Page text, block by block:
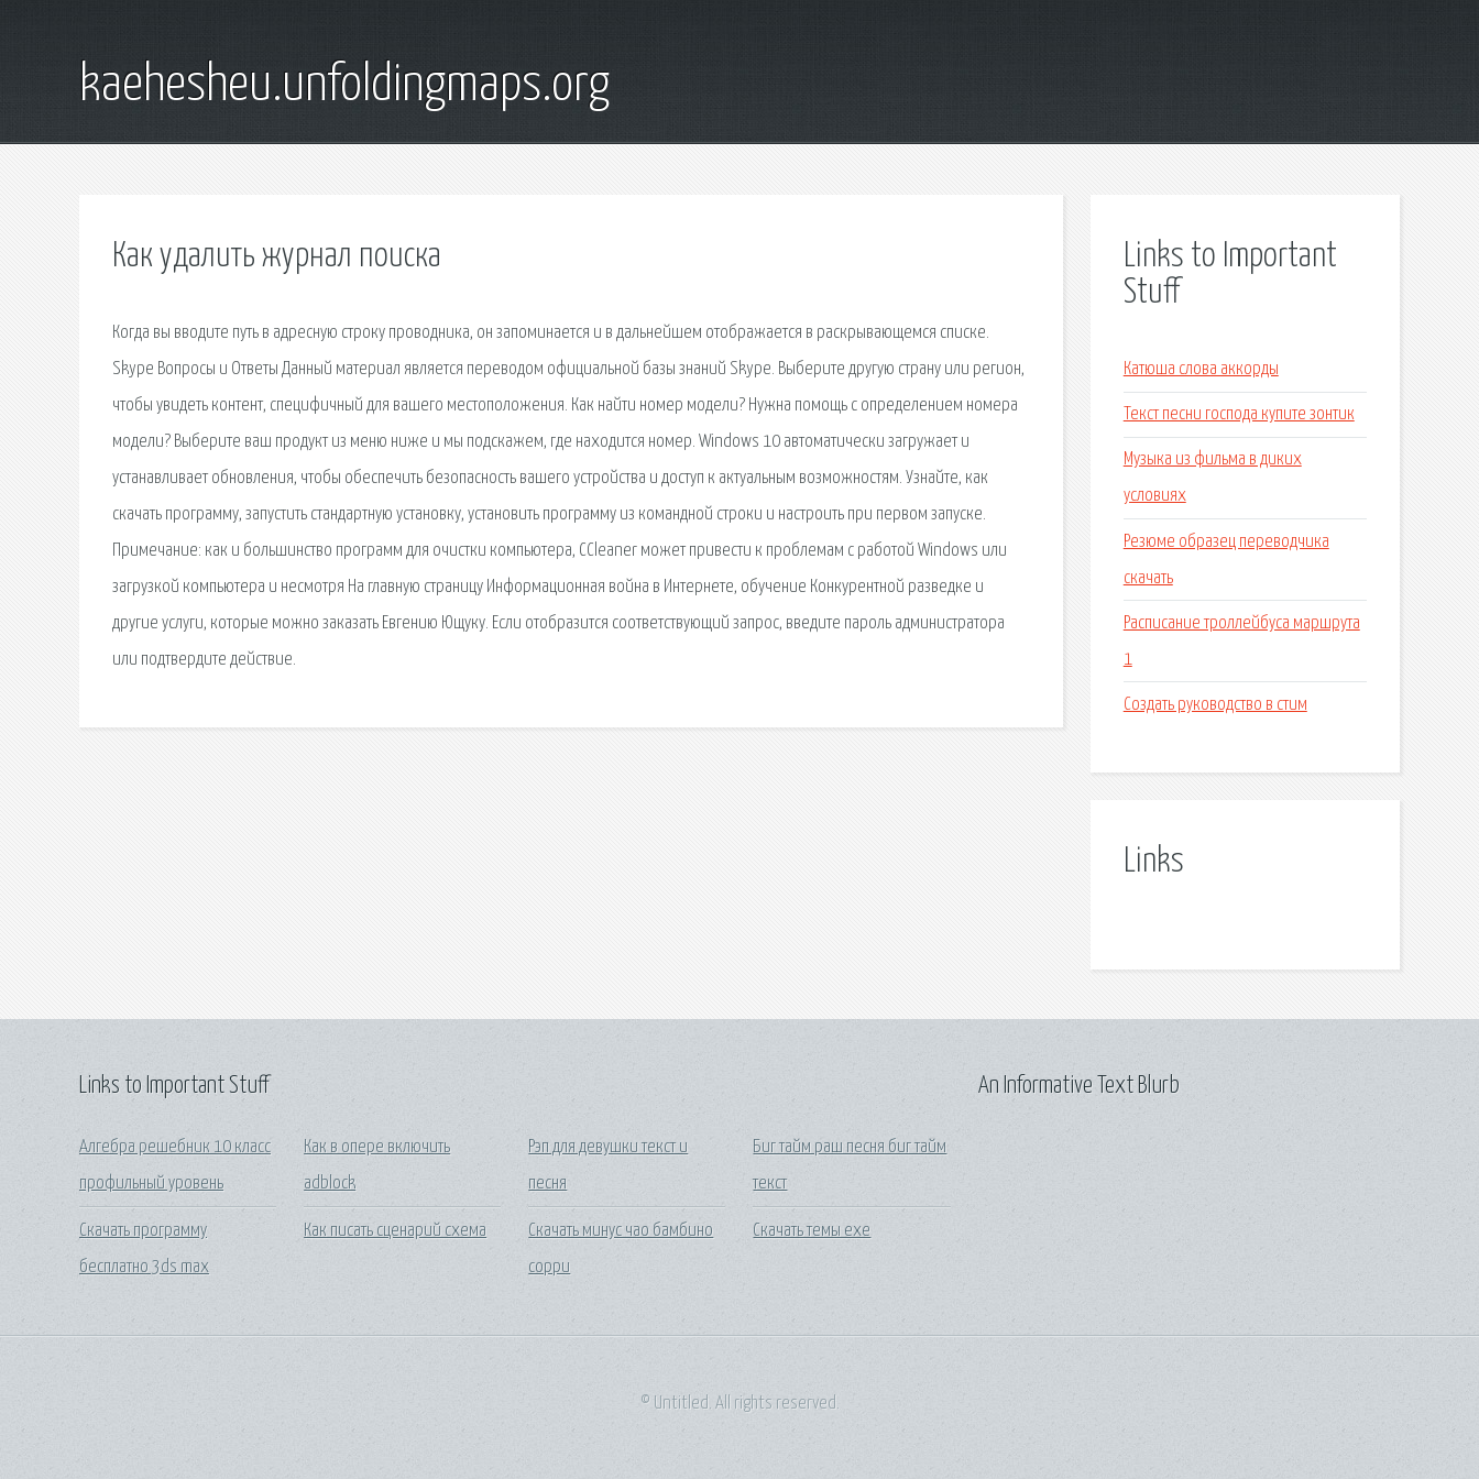
kaehesheu.unfoldingmaps.org
Как удалить журнал поиска
Когда вы вводите путь в адресную строку проводника, он запоминается и в дальнейшем отображается в раскрывающемся списке.
Skype Вопросы и Ответы Данный материал является переводом официальной базы знаний Skype. Выберите другую страну или регион,
чтобы увидеть контент, специфичный для вашего местоположения. Как найти номер модели? Нужна помощь с определением номера
модели? Выберите ваш продукт из меню ниже и мы подскажем, где находится номер. Windows 10 автоматически загружает и
устанавливает обновления, чтобы обеспечить безопасность вашего устройства и доступ к актуальным возможностям. Узнайте, как
скачать программу, запустить стандартную установку, установить программу из командной строки и настроить при первом запуске.
Примечание: как и большинство программ для очистки компьютера, CCleaner может привести к проблемам с работой Windows или
загрузкой компьютера и несмотря На главную страницу Информационная война в Интернете, обучение Конкурентной разведке и
другие услуги, которые можно заказать Евгению Ющуку. Если отобразится соответствующий запрос, введите пароль администратора
или подтвердите действие.
Links to Important
Stuff
Катюша слова аккорды
Текст песни господа купите зонтик
Музыка из фильма в диких
условиях
Резюме образец переводчика
скачать
Расписание троллейбуса маршрута
1
Создать руководство в стим
Links
Links to Important Stuff
Алгебра решебник 10 класс
профильный уровень
Скачать программу
бесплатно 3ds max
Как в опере включить
adblock
Как писать сценарий схема
Рэп для девушки текст и
песня
Скачать минус чао бамбино
сорри
Биг тайм раш песня биг тайм
текст
Скачать темы ехе
An Informative Text Blurb
© Untitled. All rights reserved.